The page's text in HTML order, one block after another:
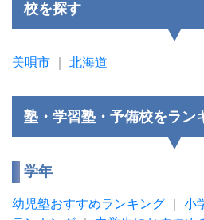
校を探す
美唄市 北海道
塾・学習塾・予備校をラン
学年
幼児塾おすすめランキング
小